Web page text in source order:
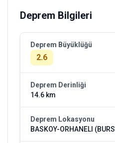
Deprem Bilgileri
Deprem Büyüklüğü
2.6
Deprem Derinliği
14.6 km
Deprem Lokasyonu
BASKOY-ORHANELI